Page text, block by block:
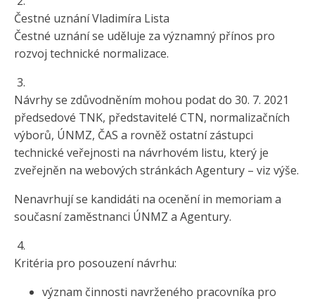
Čestné uznání Vladimíra Lista
Čestné uznání se uděluje za významný přínos pro
rozvoj technické normalizace.
3.
Návrhy se zdůvodněním mohou podat do 30. 7. 2021
předsedové TNK, představitelé CTN, normalizačních
výborů, ÚNMZ, ČAS a rovněž ostatní zástupci
technické veřejnosti na návrhovém listu, který je
zveřejněn na webových stránkách Agentury – viz výše.
Nenavrhují se kandidáti na ocenění in memoriam a
současní zaměstnanci ÚNMZ a Agentury.
4.
Kritéria pro posouzení návrhu:
význam činnosti navrženého pracovníka pro